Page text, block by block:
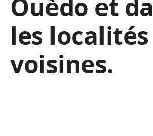
Ouèdo et
les localités
voisines.